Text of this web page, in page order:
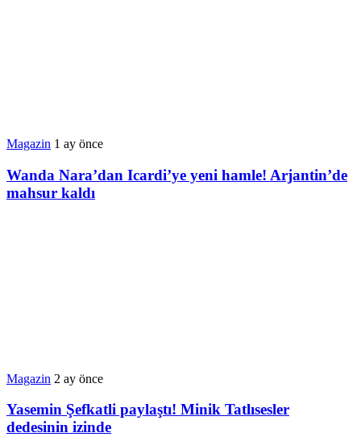
Magazin 1 ay önce
Wanda Nara’dan Icardi’ye yeni hamle! Arjantin’de
mahsur kaldı
Magazin 2 ay önce
Yasemin Şefkatli paylaştı! Minik Tatlısesler
dedesinin izinde